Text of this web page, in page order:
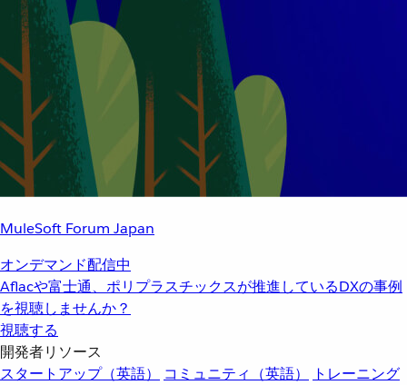
MuleSoft Forum Japan
オンデマンド配信中
Aflacや富士通、ポリプラスチックスが推進しているDXの事例
を視聴しませんか？
視聴する
開発者リソース
スタートアップ（英語）
コミュニティ（英語）
トレーニング